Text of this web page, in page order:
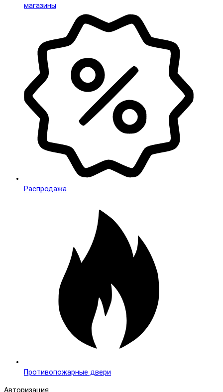
магазины
Распродажа
Противопожарные двери
Авторизация